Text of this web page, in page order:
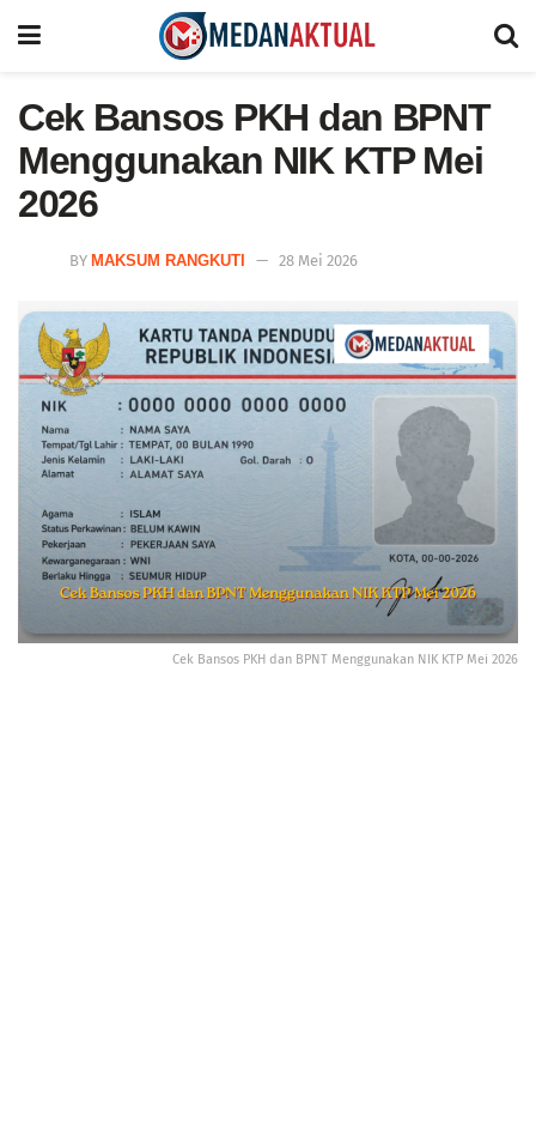
Cek Bansos PKH dan BPNT
Menggunakan NIK KTP Mei
2026
BY MAKSUM RANGKUTI 28 Mei 2026
Cek Bansos PKH dan BPNT Menggunakan NIK KTP Mei 2026